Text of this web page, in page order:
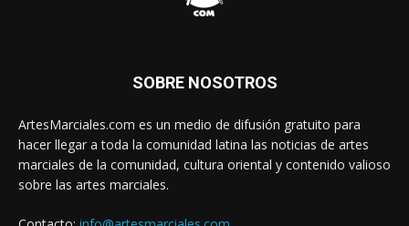
SOBRE NOSOTROS
ArtesMarciales.com es un medio de difusión gratuito para
hacer llegar a toda la comunidad latina las noticias de artes
marciales de la comunidad, cultura oriental y contenido valioso
sobre las artes marciales.